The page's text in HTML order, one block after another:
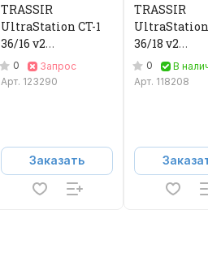
TRASSIR
UltraStation CT-1
36/16 v2
Видеорегистратор
IP
0
Запрос
Арт. 123290
Заказать
TRASSIR
36/18 v2
IP
0
В
Арт. 118208